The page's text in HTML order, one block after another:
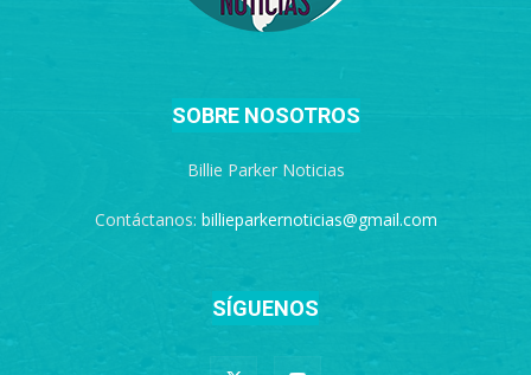
SOBRE NOSOTROS
Billie Parker Noticias
Contáctanos: billieparkernoticias@gmail.com
SÍGUENOS